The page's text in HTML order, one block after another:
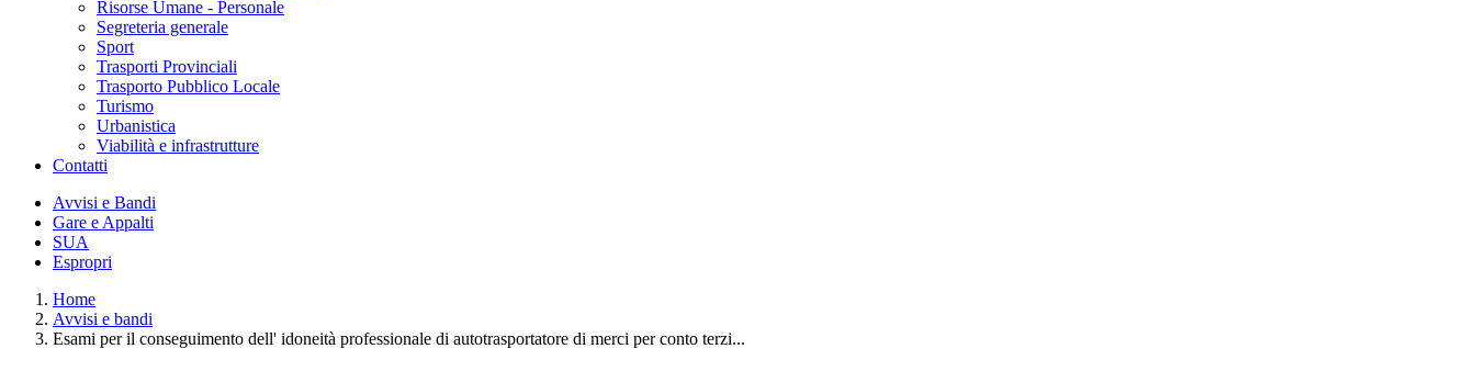
Risorse Umane - Personale
Segreteria generale
Sport
Trasporti Provinciali
Trasporto Pubblico Locale
Turismo
Urbanistica
Viabilità e infrastrutture
Contatti
Avvisi e Bandi
Gare e Appalti
SUA
Espropri
Home
Avvisi e bandi
Esami per il conseguimento dell' idoneità professionale di autotrasportatore di merci per conto terzi...